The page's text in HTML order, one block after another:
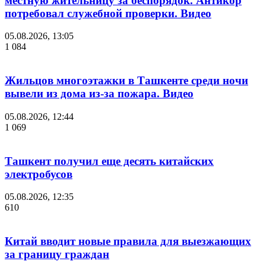
потребовал служебной проверки. Видео
05.08.2026, 13:05
1 084
Жильцов многоэтажки в Ташкенте среди ночи
вывели из дома из-за пожара. Видео
05.08.2026, 12:44
1 069
Ташкент получил еще десять китайских
электробусов
05.08.2026, 12:35
610
Китай вводит новые правила для выезжающих
за границу граждан